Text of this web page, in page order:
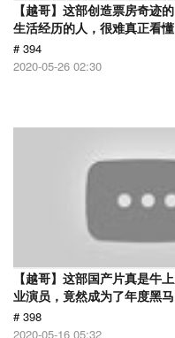
【越哥】这部创造票房奇迹
生活经历的人，很难真正看懂
# 394
2020-05-26 02:30
【越哥】这部国产片真是牛
业演员，竟然成为了年度黑马
# 398
2020-05-16 05:32